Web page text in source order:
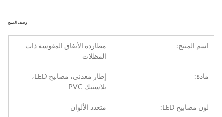
وصف المنتج
اسم المنتج:
مطاردة الأنفاق المقوسة ذات
المظلات
مادة:
إطار معدني، مصابيح LED،
بلاستيك PVC
لون مصابيح LED: متعدد الألوان